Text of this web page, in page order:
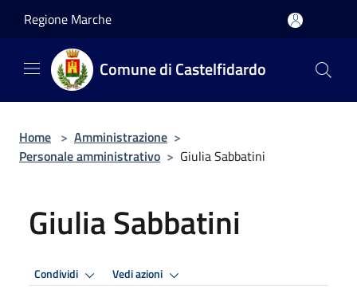
Regione Marche
Comune di Castelfidardo
Home > Amministrazione >
Personale amministrativo > Giulia Sabbatini
Giulia Sabbatini
Condividi Vedi azioni